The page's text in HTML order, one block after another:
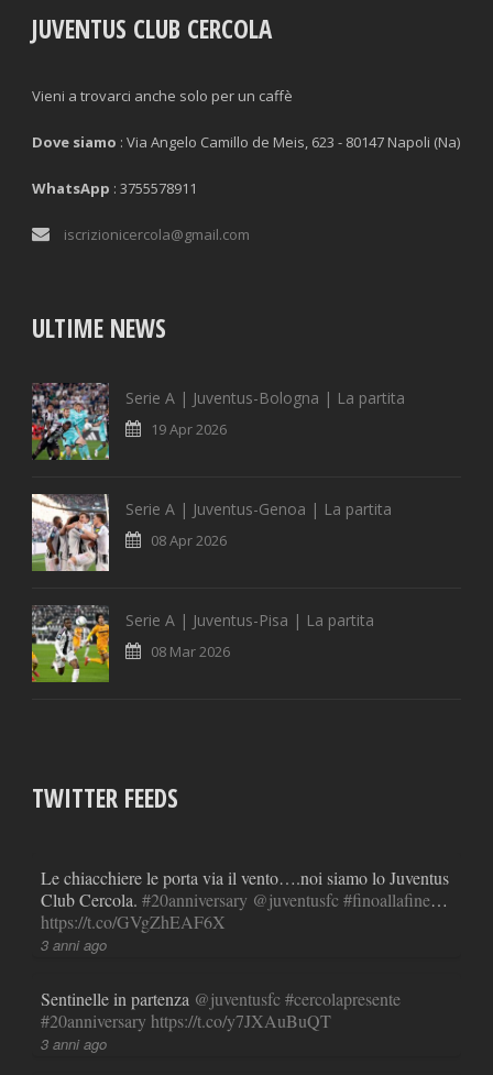
JUVENTUS CLUB CERCOLA
Vieni a trovarci anche solo per un caffè
Dove siamo : Via Angelo Camillo de Meis, 623 - 80147 Napoli (Na)
WhatsApp : 3755578911
iscrizionicercola@gmail.com
ULTIME NEWS
Serie A | Juventus-Bologna | La partita
19 Apr 2026
Serie A | Juventus-Genoa | La partita
08 Apr 2026
Serie A | Juventus-Pisa | La partita
08 Mar 2026
TWITTER FEEDS
Le chiacchiere le porta via il vento….noi siamo lo Juventus
Club Cercola. #20anniversary @juventusfc#finoallafine…
https://t.co/GVgZhEAF6X
3 anni ago
Sentinelle in partenza @juventusfc#cercolapresente
#20anniversary https://t.co/y7JXAuBuQT
3 anni ago